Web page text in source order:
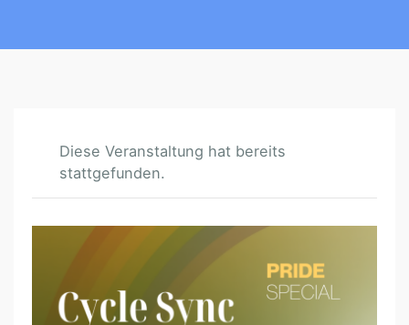
Diese Veranstaltung hat bereits
stattgefunden.